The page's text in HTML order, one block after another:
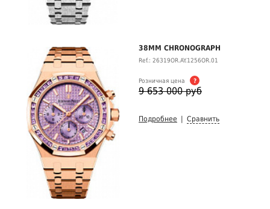
38MM CHRONOGRAPH
Ref.: 26319OR.AY.1256OR.01
Розничная цена ?
9 653 000 руб
Подробнее Сравнить